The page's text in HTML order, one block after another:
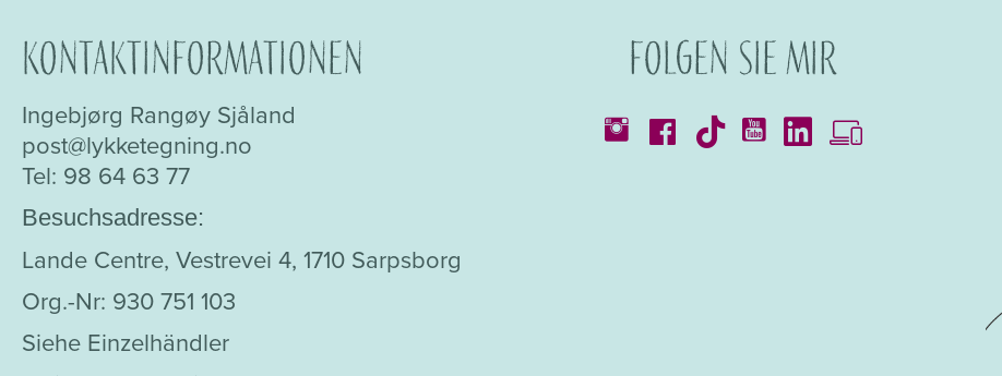
Kontaktinformationen
Ingebjørg Rangøy Sjåland
post@lykketegning.no
Tel: 98 64 63 77
Besuchsadresse:
Lande Centre, Vestrevei 4, 1710 Sarpsborg
Org.-Nr: 930 751 103
Siehe Einzelhändler
Folgen Sie mir
Kataloge